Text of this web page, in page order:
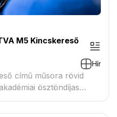
M5 Kincskereső
Hír
című műsora rövid
ösztöndíjas
megszólaltak: dr.
Hedvig, Kiss-B.